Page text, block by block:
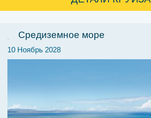
Средиземное море
10 Ноябрь 2028